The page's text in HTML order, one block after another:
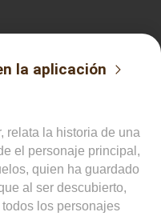
la aplicación
relata la historia de una
el personaje principal,
quien ha guardado
al ser descubierto,
los personajes